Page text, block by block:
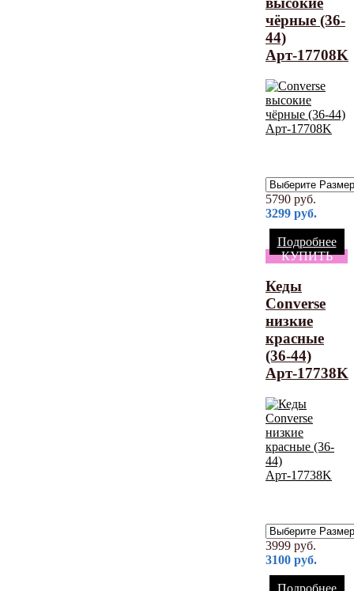
чёрные (36-
44)
Арт-17708K
5790 руб.
3299 руб.
Подробнее
КУПИТЬ
Кеды
Converse
низкие
красные
(36-44)
Арт-17738K
3999 руб.
3100 руб.